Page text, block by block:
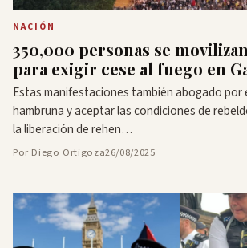
NACIÓN
350,000 personas se
para exigir cese al fuego en
Estas manifestaciones también abogado por
hambruna y aceptar las condiciones de
la liberación de rehen…
Por Diego Ortigoza26/08/2025